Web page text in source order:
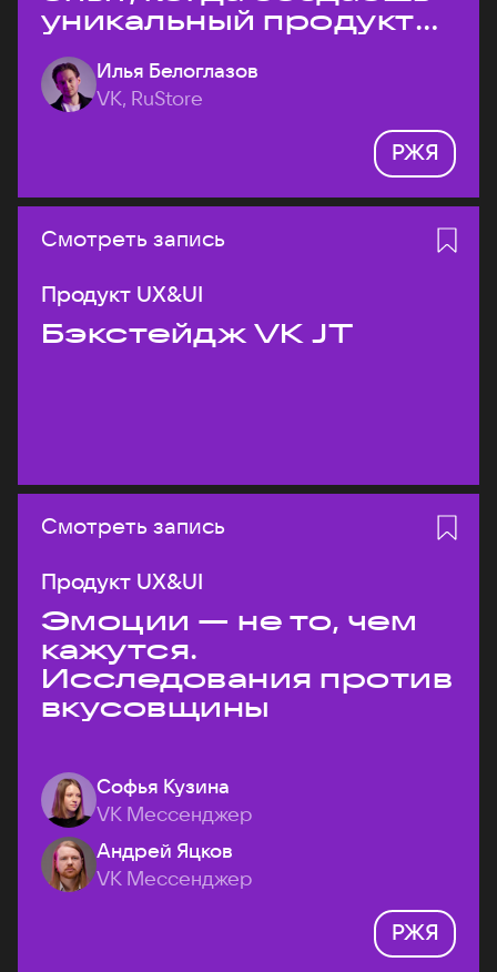
уникальный продукт
на рынке?
Илья Белоглазов
VK, RuStore
РЖЯ
Смотреть запись
Продукт UX&UI
Бэкстейдж VK JT
Смотреть запись
Продукт UX&UI
Эмоции — не то, чем
кажутся.
Исследования против
вкусовщины
Софья Кузина
VK Мессенджер
Андрей Яцков
VK Мессенджер
РЖЯ